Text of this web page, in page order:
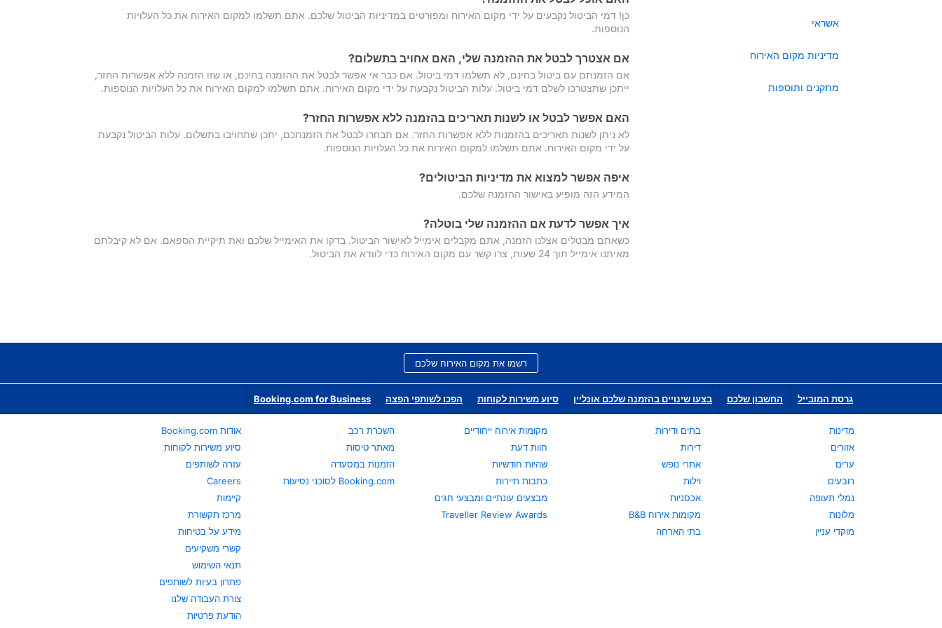
אשראי
מדיניות מקום האירוח
מתקנים ותוספות
כן! דמי הביטול נקבעים על ידי מקום האירוח ומפורטים במדיניות הביטול שלכם. אתם תשלמו למקום האירוח את כל העלויות
הנוספות.
אם אצטרך לבטל את ההזמנה שלי, האם אחויב בתשלום?
אם הזמנתם עם ביטול בחינם, לא תשלמו דמי ביטול. אם כבר אי אפשר לבטל את ההזמנה בחינם, או שזו הזמנה ללא אפשרות החזר,
ייתכן שתצטרכו לשלם דמי ביטול. עלות הביטול נקבעת על ידי מקום האירוח. אתם תשלמו למקום האירוח את כל העלויות הנוספות.
האם אפשר לבטל או לשנות תאריכים בהזמנה ללא אפשרות החזר?
לא ניתן לשנות תאריכים בהזמנות ללא אפשרות החזר. אם תבחרו לבטל את הזמנתכם, יתכן שתחויבו בתשלום. עלות הביטול נקבעת
על ידי מקום האירוח. אתם תשלמו למקום האירוח את כל העלויות הנוספות.
איפה אפשר למצוא את מדיניות הביטולים?
המידע הזה מופיע באישור ההזמנה שלכם.
איך אפשר לדעת אם ההזמנה שלי בוטלה?
כשאתם מבטלים אצלנו הזמנה, אתם מקבלים אימייל לאישור הביטול. בדקו את האימייל שלכם ואת תיקיית הספאם. אם לא קיבלתם
מאיתנו אימייל תוך 24 שעות, צרו קשר עם מקום האירוח כדי לוודא את הביטול.
רשמו את מקום האירוח שלכם
גרסת המובייל החשבון שלכם בצעו שינויים בהזמנה שלכם אונליין סיוע משירות לקוחות הפכו לשותפי הפצה Booking.com for Business
מדינות
אזורים
ערים
רובעים
נמלי תעופה
מלונות
מוקדי עניין
בתים ודירות
דירות
אתרי נופש
וילות
אכסניות
מקומות אירוח B&B
בתי הארחה
מקומות אירוח ייחודיים
חוות דעת
שהיות חודשיות
כתבות תיירות
מבצעים עונתיים ומבצעי חגים
Traveller Review Awards
השכרת רכב
מאתר טיסות
הזמנות במסעדה
Booking.com לסוכני נסיעות
אודות Booking.com
סיוע משירות לקוחות
עזרה לשותפים
Careers
קיימות
מרכז תקשורת
מידע על בטיחות
קשרי משקיעים
תנאי השימוש
פתרון בעיות לשותפים
צורת העבודה שלנו
הודעת פרטיות